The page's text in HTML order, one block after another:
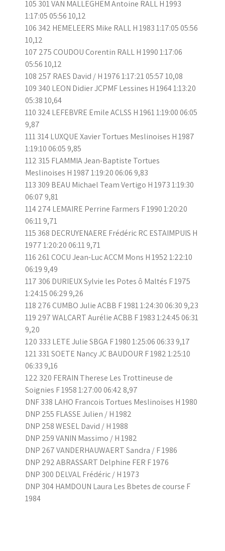
105 301 VAN MALLEGHEM Antoine RALL H 1993
1:17:05 05:56 10,12
106 342 HEMELEERS Mike RALL H 1983 1:17:05 05:56
10,12
107 275 COUDOU Corentin RALL H 1990 1:17:06
05:56 10,12
108 257 RAES David / H 1976 1:17:21 05:57 10,08
109 340 LEON Didier JCPMF Lessines H 1964 1:13:20
05:38 10,64
110 324 LEFEBVRE Emile ACLSS H 1961 1:19:00 06:05
9,87
111 314 LUXQUE Xavier Tortues Meslinoises H 1987
1:19:10 06:05 9,85
112 315 FLAMMIA Jean-Baptiste Tortues
Meslinoises H 1987 1:19:20 06:06 9,83
113 309 BEAU Michael Team Vertigo H 1973 1:19:30
06:07 9,81
114 274 LEMAIRE Perrine Farmers F 1990 1:20:20
06:11 9,71
115 368 DECRUYENAERE Frédéric RC ESTAIMPUIS H
1977 1:20:20 06:11 9,71
116 261 COCU Jean-Luc ACCM Mons H 1952 1:22:10
06:19 9,49
117 306 DURIEUX Sylvie les Potes ô Maltés F 1975
1:24:15 06:29 9,26
118 276 CUMBO Julie ACBB F 1981 1:24:30 06:30 9,23
119 297 WALCART Aurélie ACBB F 1983 1:24:45 06:31
9,20
120 333 LETE Julie SBGA F 1980 1:25:06 06:33 9,17
121 331 SOETE Nancy JC BAUDOUR F 1982 1:25:10
06:33 9,16
122 320 FERAIN Therese Les Trottineuse de
Soignies F 1958 1:27:00 06:42 8,97
DNF 338 LAHO Francois Tortues Meslinoises H 1980
DNP 255 FLASSE Julien / H 1982
DNP 258 WESEL David / H 1988
DNP 259 VANIN Massimo / H 1982
DNP 267 VANDERHAUWAERT Sandra / F 1986
DNP 292 ABRASSART Delphine FER F 1976
DNP 300 DELVAL Frédéric / H 1973
DNP 304 HAMDOUN Laura Les Bbetes de course F
1984